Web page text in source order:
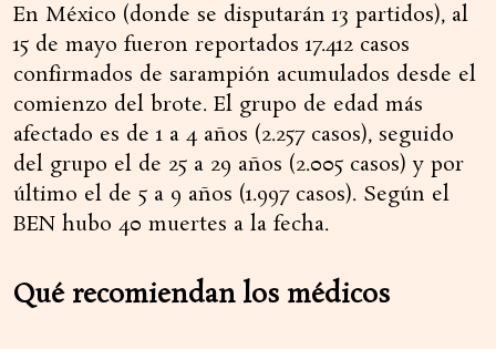
En México (donde se disputarán 13 partidos), al
15 de mayo fueron reportados 17.412 casos
confirmados de sarampión acumulados desde el
comienzo del brote. El grupo de edad más
afectado es de 1 a 4 años (2.257 casos), seguido
del grupo el de 25 a 29 años (2.005 casos) y por
último el de 5 a 9 años (1.997 casos). Según el
BEN hubo 40 muertes a la fecha.
Qué recomiendan los médicos